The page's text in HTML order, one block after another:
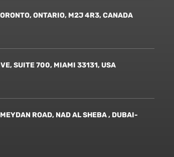
ONTARIO, M2J 4R3, CANADA
SUITE 700, MIAMI 33131, USA
ROAD, NAD AL SHEBA , DUBAI-